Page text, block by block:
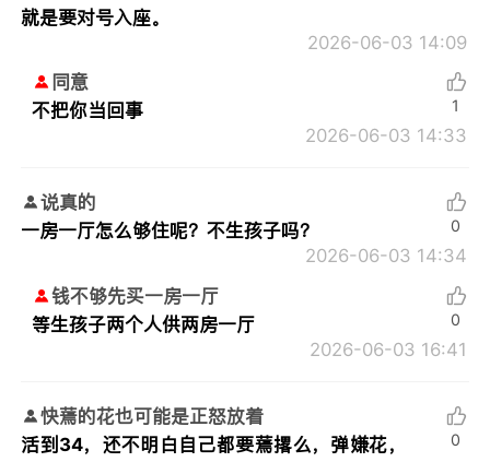
就是要对号入座。
2026-06-03 14:09
同意
不把你当回事
2026-06-03 14:33
1
说真的
一房一厅怎么够住呢？不生孩子吗？
2026-06-03 14:34
0
钱不够先买一房一厅
等生孩子两个人供两房一厅
2026-06-03 16:41
0
快蔫的花也可能是正怒放着
活到34，还不明白自己都要蔫撂么，弹嫌花，
0